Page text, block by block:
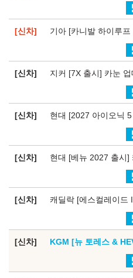
신차
신차
지커 [7X 출시] 카눈
신차
신차
현대 [베뉴 2027 출시]
신차
신차